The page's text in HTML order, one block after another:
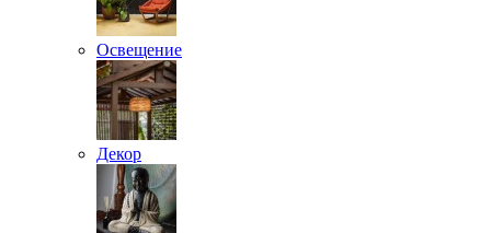
Освещение
Декор